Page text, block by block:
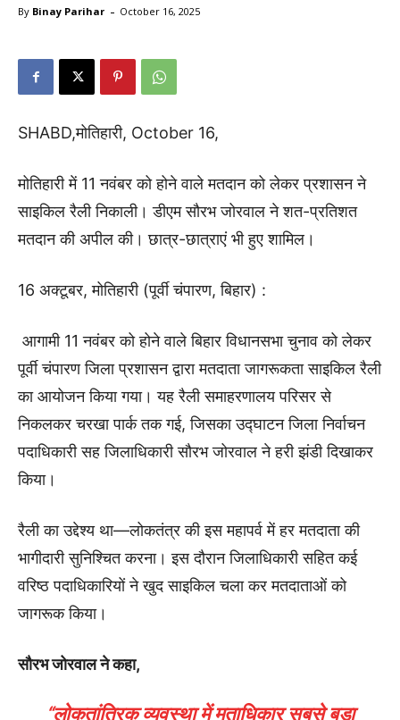
By Binay Parihar - October 16, 2025
SHABD,मोतिहारी, October 16,
मोतिहारी में 11 नवंबर को होने वाले मतदान को लेकर प्रशासन ने
साइकिल रैली निकाली। डीएम सौरभ जोरवाल ने शत-प्रतिशत
मतदान की अपील की। छात्र-छात्राएं भी हुए शामिल।
16 अक्टूबर, मोतिहारी (पूर्वी चंपारण, बिहार) :
आगामी 11 नवंबर को होने वाले बिहार विधानसभा चुनाव को लेकर
पूर्वी चंपारण जिला प्रशासन द्वारा मतदाता जागरूकता साइकिल रैली
का आयोजन किया गया। यह रैली समाहरणालय परिसर से
निकलकर चरखा पार्क तक गई, जिसका उद्घाटन जिला निर्वाचन
पदाधिकारी सह जिलाधिकारी सौरभ जोरवाल ने हरी झंडी दिखाकर
किया।
रैली का उद्देश्य था—लोकतंत्र की इस महापर्व में हर मतदाता की
भागीदारी सुनिश्चित करना। इस दौरान जिलाधिकारी सहित कई
वरिष्ठ पदाधिकारियों ने खुद साइकिल चला कर मतदाताओं को
जागरूक किया।
सौरभ जोरवाल ने कहा,
“लोकतांत्रिक व्यवस्था में मताधिकार सबसे बड़ा